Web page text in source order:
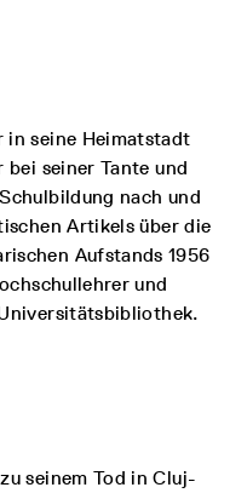
in seine Heimatstadt
seiner Tante und
nach und
Artikels über die
Aufstands 1956
und
seinem Tod in Cluj-